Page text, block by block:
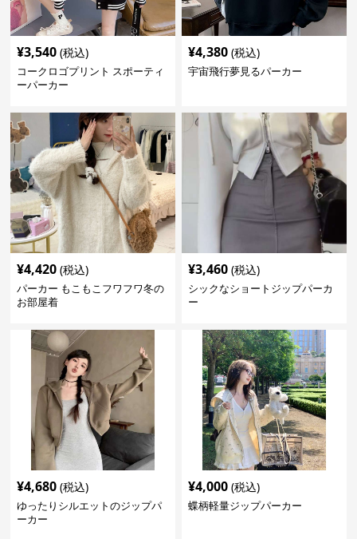
¥3,540 (税込)
コークロゴプリント スポーティ
ーパーカー
¥4,380 (税込)
宇宙飛行夢見るパーカー
¥4,420 (税込)
パーカー もこもこフワフワ冬の
お部屋着
¥3,460 (税込)
シックなショートジップパーカ
ー
¥4,680 (税込)
ゆったりシルエットのジップパ
ーカー
¥4,000 (税込)
蝶柄軽量ジップパーカー